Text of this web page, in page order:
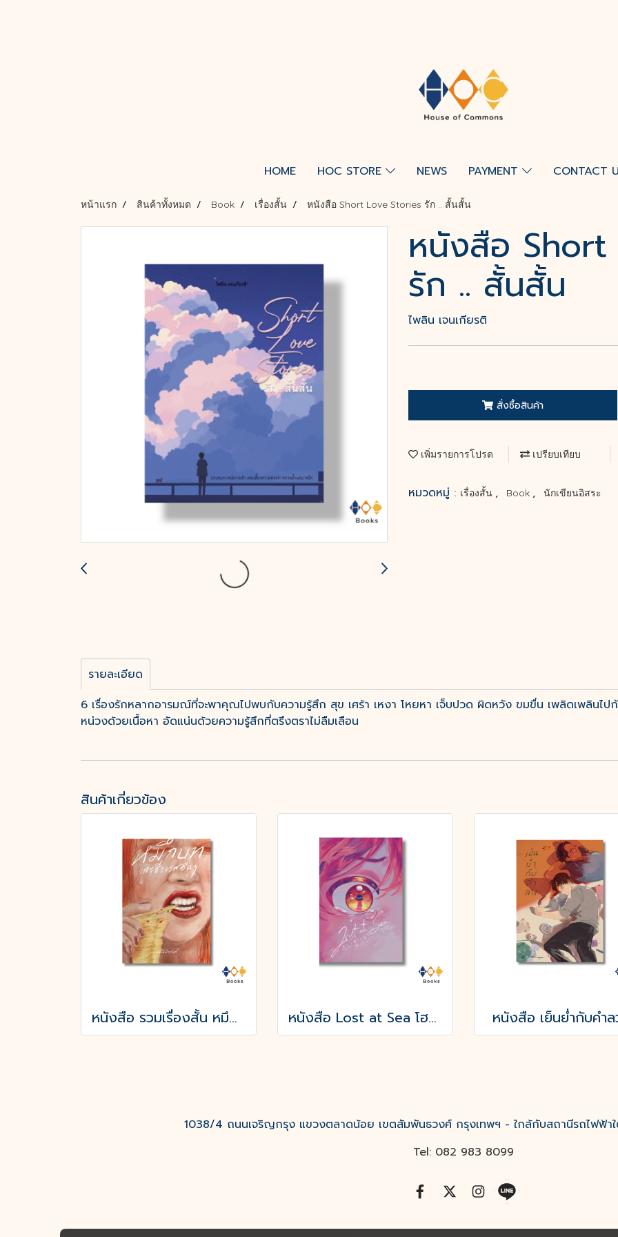
HOME HOC STORE NEWS PAYMENT CONTACT
หน้าแรก สินค้าทั้งหมด Book เรื่องสั้น หนังสือ Short Love Stories รัก .. สั้นสั้น
หนังสือ Short
รัก .. สั้นสั้น
ไพลิน เจนเกียรติ
สั่งซื้อสินค้า
เพิ่มรายการโปรด เปรียบเทียบ
หมวดหมู่ : เรื่องสั้น , Book , นักเขียนอิสระ
รายละเอียด
6 เรื่องรักหลากอารมณ์ที่จะพาคุณไปพบกับความรู้สึก สุข เศร้า เหงา โหยหา เจ็บปวด ผิดหวัง ขมขื่น เพลิดเพลินไ
หน่วงด้วยเนื้อหา อัดแน่นด้วยความรู้สึกที่ตรึงตราไม่ลืมเลือน
สินค้าเกี่ยวข้อง
หนังสือ รวมเรื่องสั้น หมึกบทและชีวารสอื่น ๆ หนังสือ Lost at Sea โฮชิคุงกับโมริคุงดูเหมือนจะหลงทาง หนังสือ เย็นย่ำกับคำ
1038/4 ถนนเจริญกรุง แขวงตลาดน้อย เขตสัมพันธวงศ์ กรุงเทพฯ - ใกล้กับสถานีรถไฟฟ้า
Tel: 082 983 8099